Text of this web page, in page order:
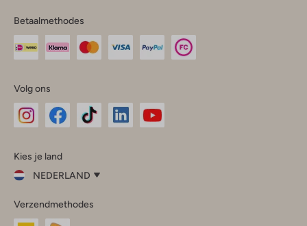
Betaalmethodes
Volg ons
InstagramFacebook
Kies je land
NEDERLAND
je
land
Verzendmethodes